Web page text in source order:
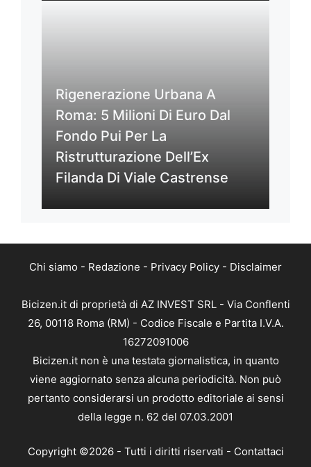
Rigenerazione Urbana A
Roma: 5 Milioni Di Euro Dal
Fondo Pui Per La
Ristrutturazione Dell’Ex
Filanda Di Viale Castrense
Chi siamo - Redazione - Privacy Policy - Disclaimer
Bicizen.it di proprietà di AZ INVEST SRL - Via Conflenti
26, 00118 Roma (RM) - Codice Fiscale e Partita I.V.A.
16272091006
Bicizen.it non è una testata giornalistica, in quanto
viene aggiornato senza alcuna periodicità. Non può
pertanto considerarsi un prodotto editoriale ai sensi
della legge n. 62 del 07.03.2001
Copyright ©2026 - Tutti i diritti riservati - Contattaci